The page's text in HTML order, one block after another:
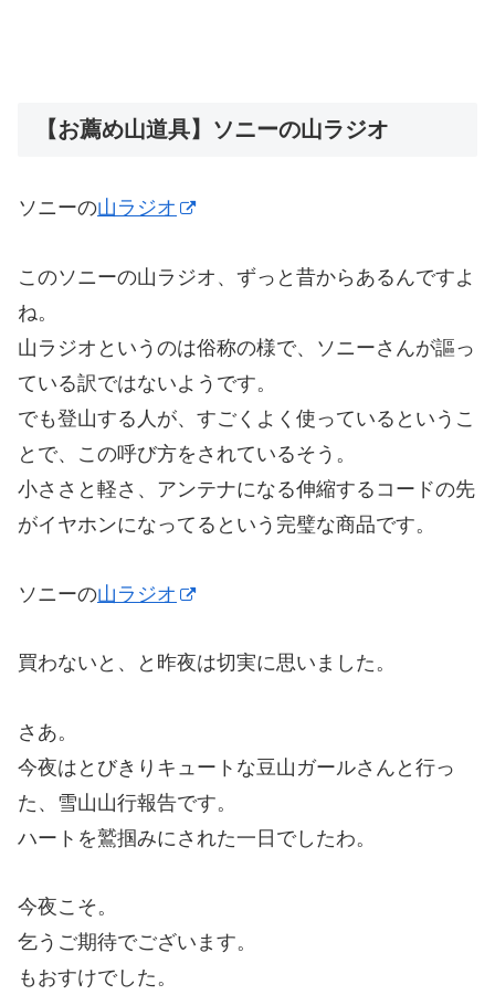
【お薦め山道具】ソニーの山ラジオ
ソニーの山ラジオ
このソニーの山ラジオ、ずっと昔からあるんですよ
ね。
山ラジオというのは俗称の様で、ソニーさんが謳っ
ている訳ではないようです。
でも登山する人が、すごくよく使っているというこ
とで、この呼び方をされているそう。
小ささと軽さ、アンテナになる伸縮するコードの先
がイヤホンになってるという完璧な商品です。
ソニーの山ラジオ
買わないと、と昨夜は切実に思いました。
さあ。
今夜はとびきりキュートな豆山ガールさんと行っ
た、雪山山行報告です。
ハートを鷲掴みにされた一日でしたわ。
今夜こそ。
乞うご期待でございます。
もおすけでした。